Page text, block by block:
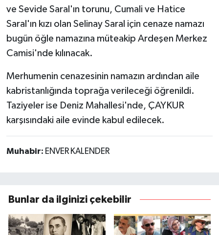
ve Sevide Saral'ın torunu, Cumali ve Hatice
Saral'ın kızı olan Selinay Saral için cenaze namazı
bugün öğle namazına müteakip Ardeşen Merkez
Camisi'nde kılınacak.
Merhumenin cenazesinin namazın ardından aile
kabristanlığında toprağa verileceği öğrenildi.
Taziyeler ise Deniz Mahallesi'nde, ÇAYKUR
karşısındaki aile evinde kabul edilecek.
Muhabir: ENVER KALENDER
Bunlar da ilginizi çekebilir